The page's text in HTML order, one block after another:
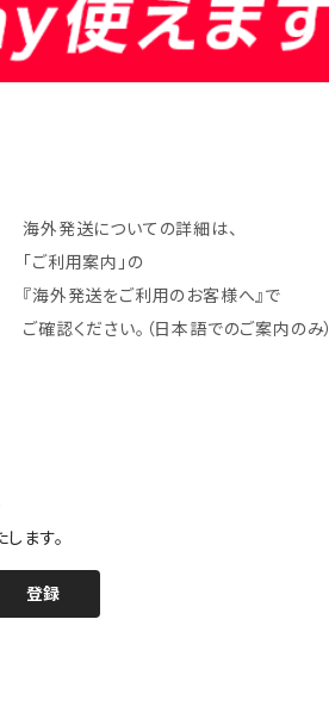
海外発送についての詳細は、
「ご利用案内」の
『海外発送をご利用のお客様へ』で
ご確認ください。（日本語でのご案内のみ）
ます。
登録